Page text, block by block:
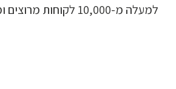
למעלה מ-10,000 לקוחות מרוצים וממליצים.